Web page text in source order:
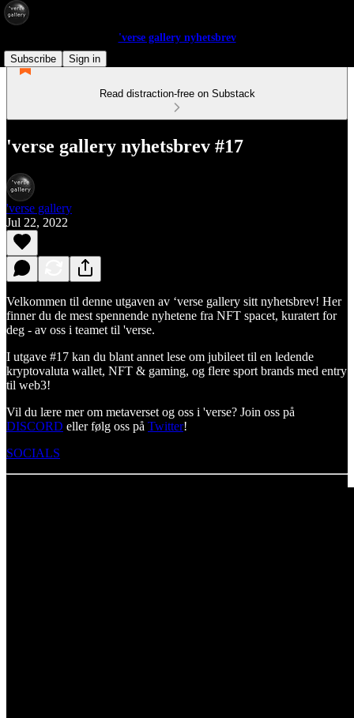
'verse gallery nyhetsbrev
Subscribe
Sign in
Read distraction-free on Substack
'verse gallery nyhetsbrev #17
'verse gallery
Jul 22, 2022
Velkommen til denne utgaven av ‘verse gallery sitt nyhetsbrev! Her
finner du de mest spennende nyhetene fra NFT spacet, kuratert for
deg - av oss i teamet til 'verse.
I utgave #17 kan du blant annet lese om jubileet til en ledende
kryptovaluta wallet, NFT & gaming, og flere sport brands med entry
til web3!
Vil du lære mer om metaverset og oss i 'verse? Join oss på
DISCORD eller følg oss på Twitter!
SOCIALS